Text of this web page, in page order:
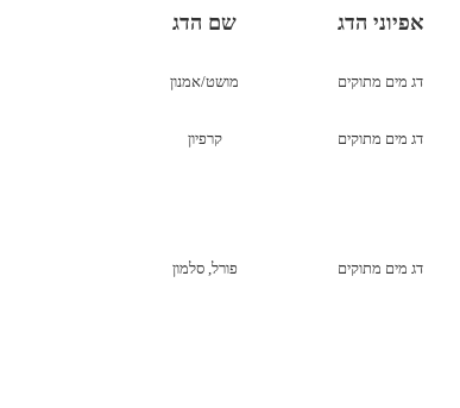
אפיוני הדג שם הדג
דג מים מתוקים מושט/אמנון
דג מים מתוקים קרפיון
דג מים מתוקים פורל, סלמון